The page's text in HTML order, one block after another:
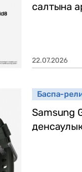
салтына
22.07.2026
Баспа-
Samsung